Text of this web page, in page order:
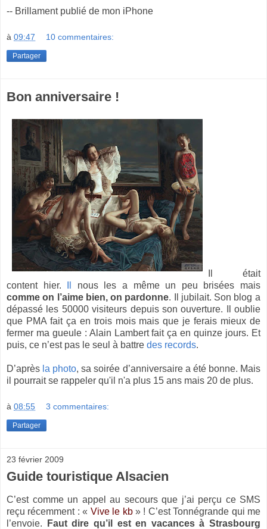
-- Brillament publié de mon iPhone
à 09:47 10 commentaires:
Partager
Bon anniversaire !
Il était
content hier.
nous les a même un peu brisées mais
comme on l’aime bien, on pardonne. Il jubilait. Son blog a
dépassé les 50000 visiteurs depuis son ouverture. Il oublie
que PMA fait ça en trois mois mais que je ferais mieux de
fermer ma gueule : Alain Lambert fait ça en quinze jours. Et
puis, ce n’est pas le seul à battre des records.
D’après la photo, sa soirée d’anniversaire a été bonne. Mais
il pourrait se rappeler qu'il n'a plus 15 ans mais 20 de plus.
à 08:55 3 commentaires:
Partager
23 février 2009
Guide touristique Alsacien
C’est comme un appel au secours que j’ai perçu ce SMS
reçu récemment : « Vive le kb» ! C’est Tonnégrande qui me
l’envoie. Faut dire qu’il est en vacances à Strasbourg